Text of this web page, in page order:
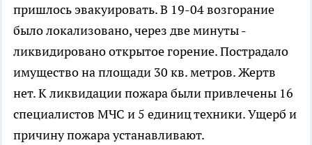
пришлось эвакуировать. В 19-04 возгорание
было локализовано, через две минуты -
ликвидировано открытое горение. Пострадало
имущество на площади 30 кв. метров. Жертв
нет. К ликвидации пожара были привлечены 16
специалистов МЧС и 5 единиц техники. Ущерб и
причину пожара устанавливают.